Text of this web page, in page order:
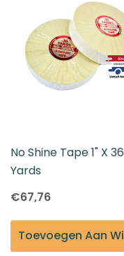
No Shine Tape 1" X 36
Yards
€67,76